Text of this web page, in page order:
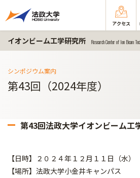
アクセス
イオンビーム工学研究所 Research Center of Ion Beam
シンポジウム案内
第43回（2024年度）
第43回法政大学イオンビーム工
【日時】２０２４年１２月１１日（水）
【場所】法政大学小金井キャンパス